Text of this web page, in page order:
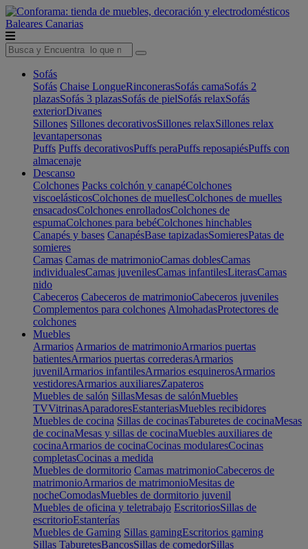
Baleares Canarias
Sofás
Sofás Chaise LongueRinconerasSofás camaSofás 2
plazasSofás 3 plazasSofás de pielSofás relaxSofás
exteriorDivanes
Sillones Sillones decorativosSillones relaxSillones relax
levantapersonas
Puffs Puffs decorativosPuffs peraPuffs reposapiésPuffs con
almacenaje
Descanso
Colchones Packs colchón y canapéColchones
viscoelásticosColchones de muellesColchones de muelles
ensacadosColchones enrolladosColchones de
espumaColchones para bebéColchones hinchables
Canapés y bases CanapésBase tapizadasSomieresPatas de
somieres
Camas Camas de matrimonioCamas doblesCamas
individualesCamas juvenilesCamas infantilesLiterasCamas
nido
Cabeceros Cabeceros de matrimonioCabeceros juveniles
Complementos para colchones AlmohadasProtectores de
colchones
Muebles
Armarios Armarios de matrimonioArmarios puertas
batientesArmarios puertas correderasArmarios
juvenilArmarios infantilesArmarios esquinerosArmarios
vestidoresArmarios auxiliaresZapateros
Muebles de salón SillasMesas de salónMuebles
TVVitrinasAparadoresEstanteriasMuebles recibidores
Muebles de cocina Sillas de cocinasTaburetes de cocinaMesas
de cocinaMesas y sillas de cocinaMuebles auxiliares de
cocinaArmarios de cocinaCocinas modularesCocinas
completasCocinas a medida
Muebles de dormitorio Camas matrimonioCabeceros de
matrimonioArmarios de matrimonioMesitas de
nocheComodasMuebles de dormitorio juvenil
Muebles de oficina y teletrabajo EscritoriosSillas de
escritorioEstanterías
Muebles de Gaming Sillas gamingEscritorios gaming
Sillas TaburetesBancosSillas de comedorSillas